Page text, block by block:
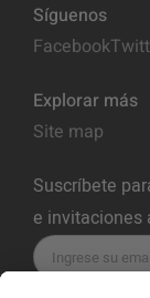
Síguenos
Facebook
Explorar más
Site map
Suscríbete
e invitaciones